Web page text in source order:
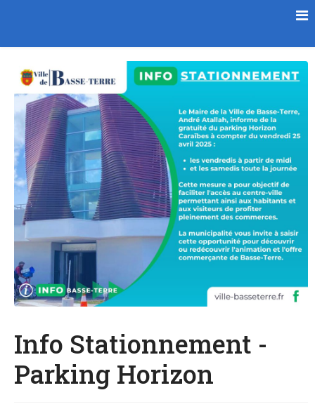
Info Stationnement -
Parking Horizon